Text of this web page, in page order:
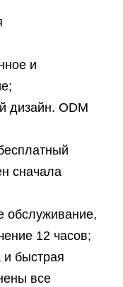
и
дизайн. ODM
сначала
12 часов;
и быстрая
все